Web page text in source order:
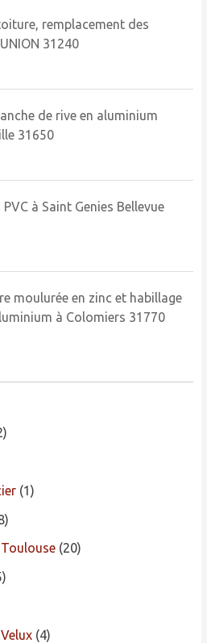
remplacement des
31240
de rive en aluminium
31650
à Saint Genies Bellevue
moulurée en zinc et habillage
à Colomiers 31770
(1)
(20)
(4)